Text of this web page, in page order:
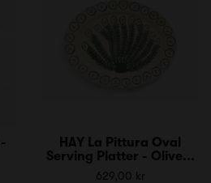
HAY La Pittura Oval
Serving Platter - Olive...
629,00 kr